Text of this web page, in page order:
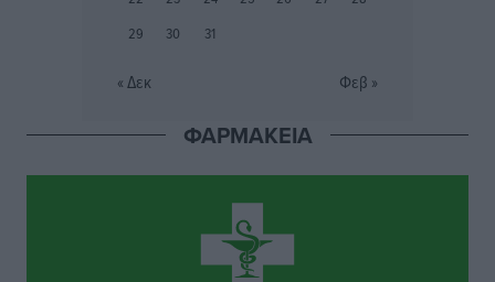
πριν 4 ώρες
Εθνική Παίδων: Ο Χριστοδούλου και η καλύτερη
Διαγόρας: Ανανέωσε ο Μιχάλης Χατζηγεωργίου
29
30 31
« Δεκ Φεβ »
ΦΑΡΜΑΚΕΙΑ